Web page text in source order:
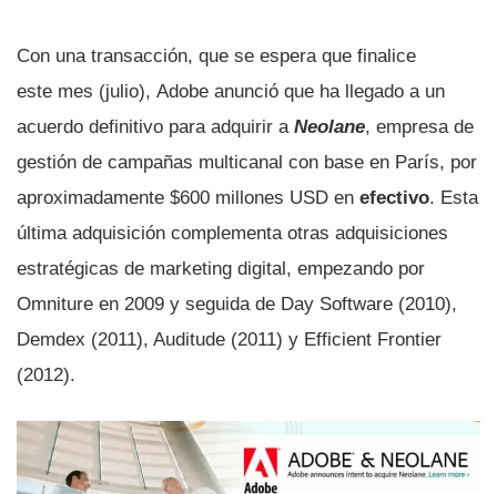
Con una transacción, que se espera que finalice
este mes (julio), Adobe anunció que ha llegado a un
acuerdo definitivo para adquirir a Neolane, empresa de
gestión de campañas multicanal con base en Parí­s, por
aproximadamente $600 millones USD en efectivo. Esta
última adquisición complementa otras adquisiciones
estratégicas de marketing digital, empezando por
Omniture en 2009 y seguida de Day Software (2010),
Demdex (2011), Auditude (2011) y Efficient Frontier
(2012).